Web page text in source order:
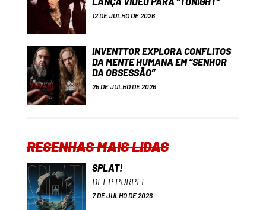
12 DE JULHO DE 2026
INVENTTOR EXPLORA CONFLITOS
DA MENTE HUMANA EM “SENHOR
DA OBSESSÃO”
25 DE JULHO DE 2026
RESENHAS MAIS LIDAS
SPLAT!
DEEP PURPLE
7 DE JULHO DE 2026